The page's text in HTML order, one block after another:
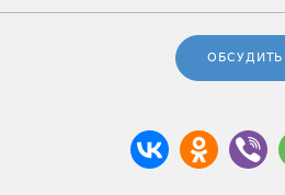
ОБСУДИТЬ